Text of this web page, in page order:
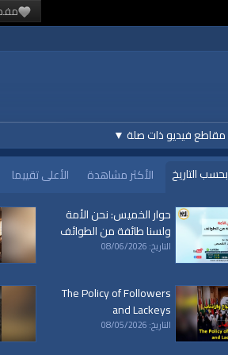
مقاطع فيديو ذات صلة ▼
بحسب التاريخ الأكثر مشاهدة
الأعلى تقييما
حوار الخميس: نحن الأمة
ولسنا طائفة من الطوائف
التاريخ: 08/06/2026
The Policy of Followers
and Lackeys
التاريخ: 08/05/2026